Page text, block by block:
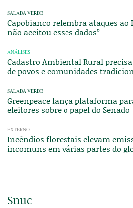
SALADA VERDE
Capobianco relembra ataques ao
não aceitou esses dados”
ANÁLISES
Cadastro Ambiental Rural
de povos e comunidades
SALADA VERDE
Greenpeace lança plataforma
eleitores sobre o papel do Senado
EXTERNO
Incêndios florestais elevam
incomuns em várias partes do
Snuc